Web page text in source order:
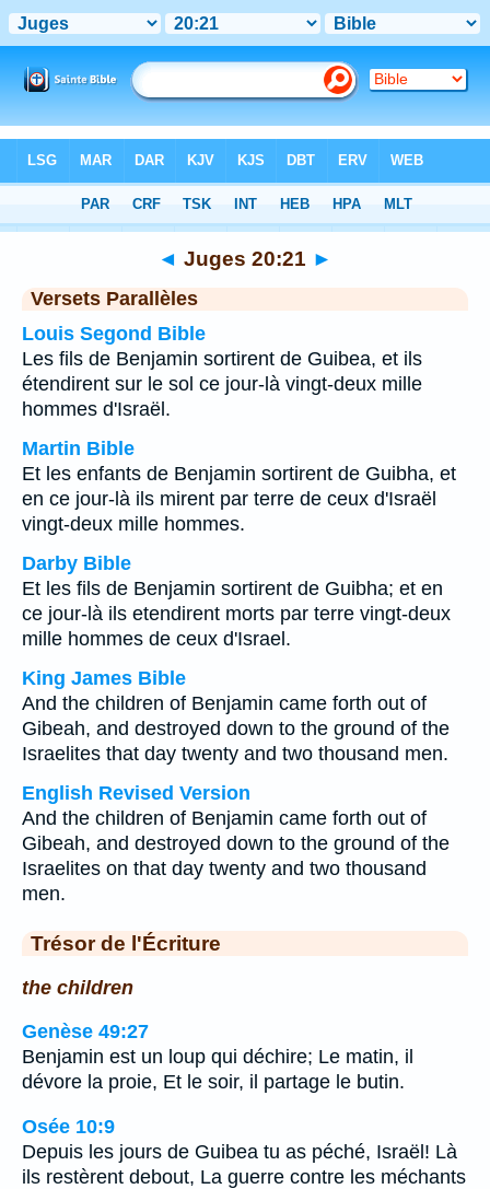
Chapitre 20> Verset 21
◄ Juges 20:21 ►
Versets Parallèles
Louis Segond Bible
Les fils de Benjamin sortirent de Guibea, et ils
étendirent sur le sol ce jour-là vingt-deux mille
hommes d'Israël.
Martin Bible
Et les enfants de Benjamin sortirent de Guibha, et
en ce jour-là ils mirent par terre de ceux d'Israël
vingt-deux mille hommes.
Darby Bible
Et les fils de Benjamin sortirent de Guibha; et en
ce jour-là ils etendirent morts par terre vingt-deux
mille hommes de ceux d'Israel.
King James Bible
And the children of Benjamin came forth out of
Gibeah, and destroyed down to the ground of the
Israelites that day twenty and two thousand men.
English Revised Version
And the children of Benjamin came forth out of
Gibeah, and destroyed down to the ground of the
Israelites on that day twenty and two thousand
men.
Trésor de l'Écriture
the children
Genèse 49:27
Benjamin est un loup qui déchire; Le matin, il
dévore la proie, Et le soir, il partage le butin.
Osée 10:9
Depuis les jours de Guibea tu as péché, Israël! Là
ils restèrent debout, La guerre contre les méchants